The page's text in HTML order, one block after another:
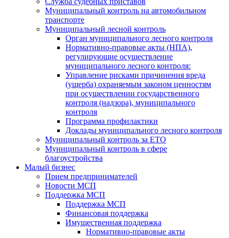
Муниципальный контроль на автомобильном
транспорте
Муниципальный лесной контроль
Орган муниципального лесного контроля
Нормативно-правовые акты (НПА),
регулирующие осуществление
муниципального лесного контроля:
Управление рисками причинения вреда
(ущерба) охраняемым законом ценностям
при осуществлении государственного
контроля (надзора), муниципального
контроля
Программа профилактики
Доклады муниципального лесного контроля
Муниципальный контроль за ЕТО
Муниципальный контроль в сфере
благоустройства
Малый бизнес
Прием предпринимателей
Новости МСП
Поддержка МСП
Поддержка МСП
Финансовая поддержка
Имущественная поддержка
Нормативно-правовые акты